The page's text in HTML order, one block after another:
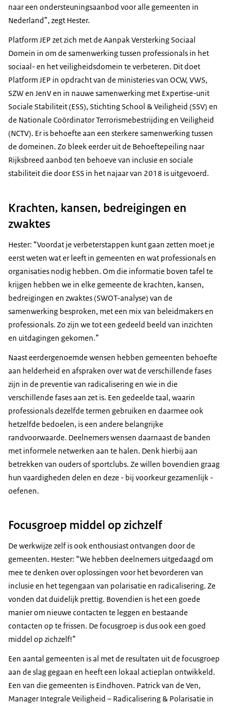
naar een ondersteuningsaanbod voor alle gemeenten in
Nederland”, zegt Hester.
Platform JEP zet zich met de Aanpak Versterking Sociaal
Domein in om de samenwerking tussen professionals in het
sociaal- en het veiligheidsdomein te verbeteren. Dit doet
Platform JEP in opdracht van de ministeries van OCW, VWS,
SZW en JenV en in nauwe samenwerking met Expertise-unit
Sociale Stabiliteit (ESS), Stichting School & Veiligheid (SSV) en
de Nationale Coördinator Terrorismebestrijding en Veiligheid
(NCTV). Er is behoefte aan een sterkere samenwerking tussen
de domeinen. Zo bleek eerder uit de Behoeftepeiling naar
Rijksbreed aanbod ten behoeve van inclusie en sociale
stabiliteit die door ESS in het najaar van 2018 is uitgevoerd.
Krachten, kansen, bedreigingen en
zwaktes
Hester: “Voordat je verbeterstappen kunt gaan zetten moet je
eerst weten wat er leeft in gemeenten en wat professionals en
organisaties nodig hebben. Om die informatie boven tafel te
krijgen hebben we in elke gemeente de krachten, kansen,
bedreigingen en zwaktes (SWOT-analyse) van de
samenwerking besproken, met een mix van beleidmakers en
professionals. Zo zijn we tot een gedeeld beeld van inzichten
en uitdagingen gekomen.”
Naast eerdergenoemde wensen hebben gemeenten behoefte
aan helderheid en afspraken over wat de verschillende fases
zijn in de preventie van radicalisering en wie in die
verschillende fases aan zet is. Een gedeelde taal, waarin
professionals dezelfde termen gebruiken en daarmee ook
hetzelfde bedoelen, is een andere belangrijke
randvoorwaarde. Deelnemers wensen daarnaast de banden
met informele netwerken aan te halen. Denk hierbij aan
betrekken van ouders of sportclubs. Ze willen bovendien graag
hun vaardigheden delen en deze - bij voorkeur gezamenlijk -
oefenen.
Focusgroep middel op zichzelf
De werkwijze zelf is ook enthousiast ontvangen door de
gemeenten. Hester: “We hebben deelnemers uitgedaagd om
mee te denken over oplossingen voor het bevorderen van
inclusie en het tegengaan van polarisatie en radicalisering. Ze
vonden dat duidelijk prettig. Bovendien is het een goede
manier om nieuwe contacten te leggen en bestaande
contacten op te frissen. De focusgroep is dus ook een goed
middel op zichzelf!”
Een aantal gemeenten is al met de resultaten uit de focusgroep
aan de slag gegaan en heeft een lokaal actieplan ontwikkeld.
Een van die gemeenten is Eindhoven. Patrick van de Ven,
Manager Integrale Veiligheid – Radicalisering & Polarisatie in